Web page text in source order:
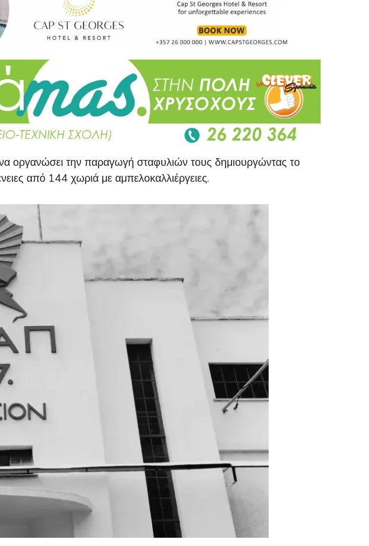
οργανώσει την παραγωγή σταφυλιών τους δημιουργώντας το
από 144 χωριά με αμπελοκαλλιέργειες.